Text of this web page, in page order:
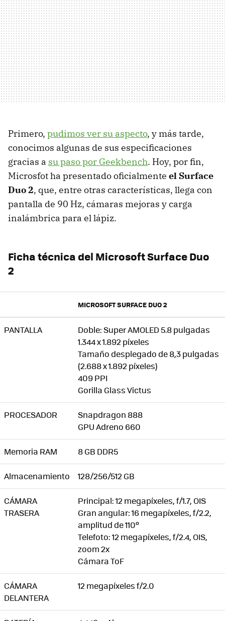
Primero, pudimos ver su aspecto, y más tarde,
conocimos algunas de sus especificaciones
gracias a su paso por Geekbench. Hoy, por fin,
Microsfot ha presentado oficialmente el Surface
Duo 2, que, entre otras características, llega con
pantalla de 90 Hz, cámaras mejoras y carga
inalámbrica para el lápiz.
Ficha técnica del Microsoft Surface Duo
2
MICROSOFT SURFACE DUO 2
PANTALLA
Doble: Super AMOLED 5.8 pulgadas
1.344 x 1.892 píxeles
Tamaño desplegado de 8,3 pulgadas
(2.688 x 1.892 píxeles)
409 PPI
Gorilla Glass Victus
PROCESADOR
Snapdragon 888
GPU Adreno 660
Memoria RAM 8 GB DDR5
Almacenamiento 128/256/512 GB
CÁMARA
TRASERA
Principal: 12 megapíxeles, f/1.7, OIS
Gran angular: 16 megapíxeles, f/2.2,
amplitud de 110º
Telefoto: 12 megapíxeles, f/2.4, OIS,
zoom 2x
Cámara ToF
CÁMARA
DELANTERA
12 megapíxeles f/2.0